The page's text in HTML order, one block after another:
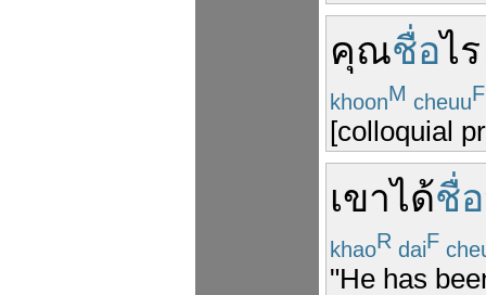
คุณชื่อไร
khoonM cheuuF
[colloquial
เขาได้ชื่อ
khaoR daiF
"He has